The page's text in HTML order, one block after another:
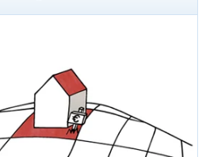
Bildflug 2025